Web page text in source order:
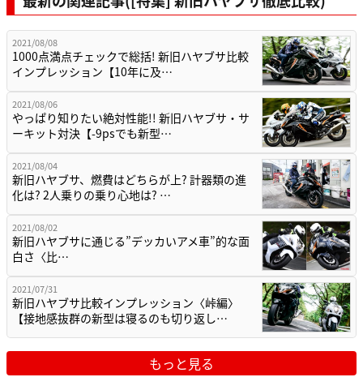
2021/08/08
1000点満点チェックで総括! 新旧ハヤブサ比較
インプレッション【10年に及…
2021/08/06
やっぱり知りたい絶対性能!! 新旧ハヤブサ・サ
ーキット対決【-9psでも新型…
2021/08/04
新旧ハヤブサ、燃費はどちらが上? 計器類の進
化は? 2人乗りの乗り心地は? …
2021/08/02
新旧ハヤブサに通じる”デッカいアメ車”的な面
白さ〈比…
2021/07/31
新旧ハヤブサ比較インプレッション〈峠編〉
【接地感抜群の新型は寝るのも切り返し…
もっと見る